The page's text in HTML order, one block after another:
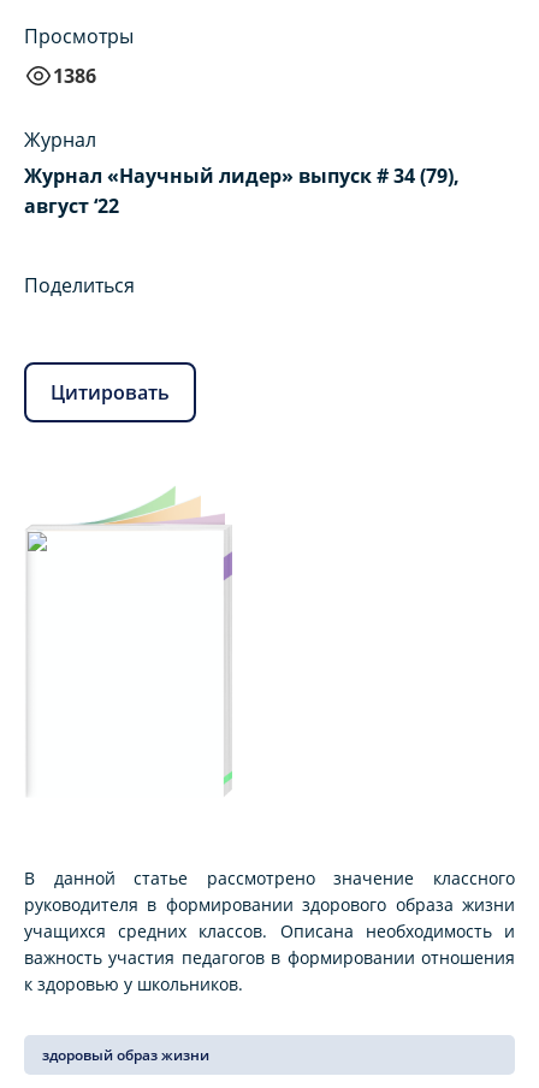
Просмотры
1386
Журнал
Журнал «Научный лидер» выпуск # 34 (79),
август ‘22
Поделиться
Цитировать
В данной статье рассмотрено значение классного
руководителя в формировании здорового образа жизни
учащихся средних классов. Описана необходимость и
важность участия педагогов в формировании отношения
к здоровью у школьников.
здоровый образ жизни